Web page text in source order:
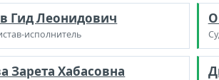
Гид Леонидович
исполнитель
Зарета Хабасовна